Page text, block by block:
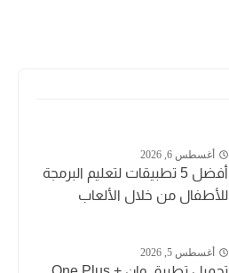
أغسطس 6, 2026
أفضل 5 تطبيقات لتعليم البرمجة
للأطفال من خلال الألعاب
أغسطس 5, 2026